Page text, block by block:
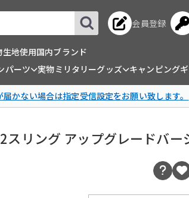
会員登録
生地使用国内ブランド
パーツ 実物ミリタリーグッズ キャンピング
かない場合は指定受信設定をお願い致します。
リング アップグレードバー